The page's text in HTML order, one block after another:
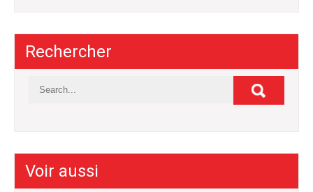
Rechercher
Voir aussi